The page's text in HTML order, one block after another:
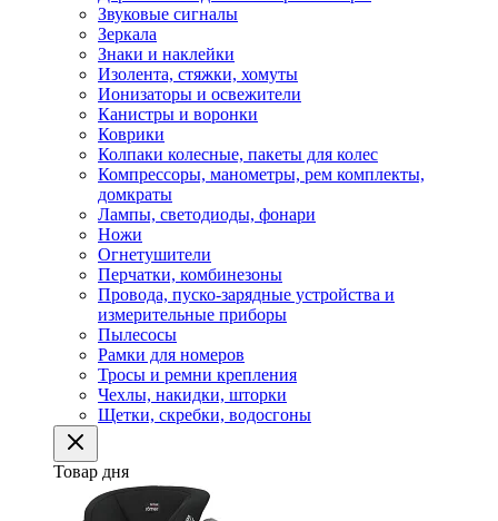
Звуковые сигналы
Зеркала
Знаки и наклейки
Изолента, стяжки, хомуты
Ионизаторы и освежители
Канистры и воронки
Коврики
Колпаки колесные, пакеты для колес
Компрессоры, манометры, рем комплекты,
домкраты
Лампы, светодиоды, фонари
Ножи
Огнетушители
Перчатки, комбинезоны
Провода, пуско-зарядные устройства и
измерительные приборы
Пылесосы
Рамки для номеров
Тросы и ремни крепления
Чехлы, накидки, шторки
Щетки, скребки, водосгоны
Товар дня